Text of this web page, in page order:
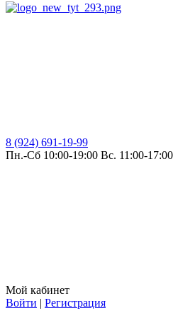
8 (924) 691-19-99
Пн.-Сб 10:00-19:00 Вс. 11:00-17:00
Мой кабинет
Войти | Регистрация